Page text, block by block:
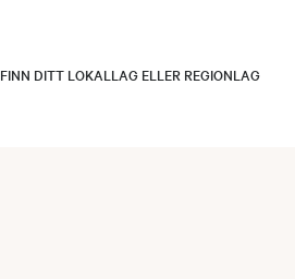
FINN DITT LOKALLAG ELLER REGIONLAG